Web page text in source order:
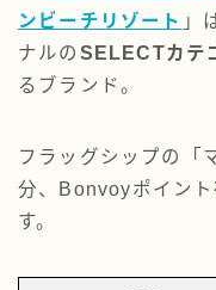
ンビーチリゾート 」
ナルの SELECTカテ
るブランド。
フラッグシップの「
分、Bonvoyポイン
す。